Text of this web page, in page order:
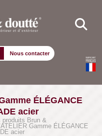
Nous contacter
ÉLÉGANCE
acier
produits Brun &
Gamme ÉLÉGANCE
acier